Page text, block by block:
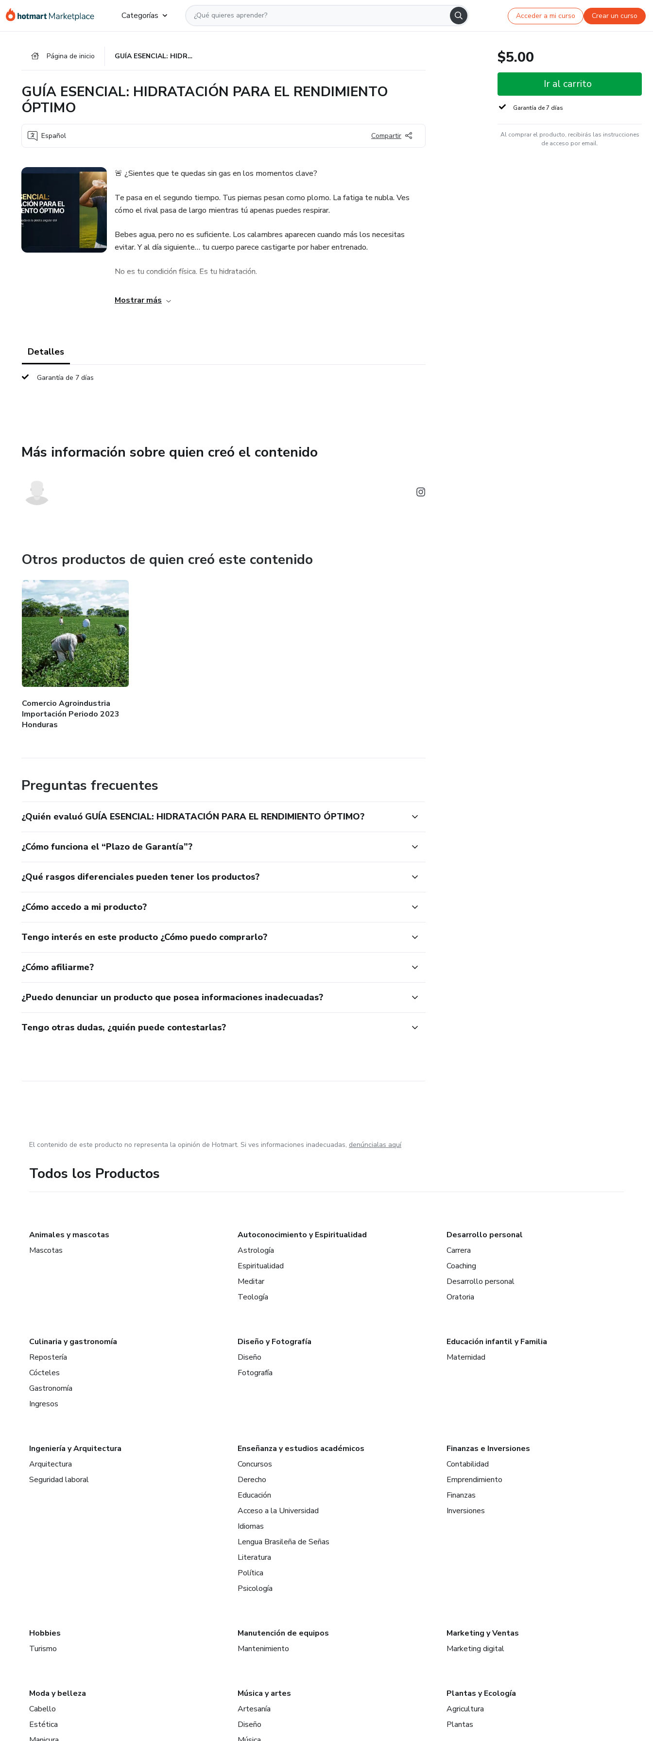
Categorías Acceder a mi curso Crear un curso
Página de inicio GUÍA ESENCIAL: HIDRATACIÓN PARA EL RENDIMIENTO ÓPTIMO
GUÍA ESENCIAL: HIDRATACIÓN PARA EL RENDIMIENTO
ÓPTIMO
Español Compartir
🚨 ¿Sientes que te quedas sin gas en los momentos clave?
Te pasa en el segundo tiempo. Tus piernas pesan como plomo. La fatiga te nubla. Ves
cómo el rival pasa de largo mientras tú apenas puedes respirar.
Bebes agua, pero no es suficiente. Los calambres aparecen cuando más los necesitas
evitar. Y al día siguiente… tu cuerpo parece castigarte por haber entrenado.
No es tu condición física. Es tu hidratación.
La mayoría de los deportistas amateur cometen el mismo error fatal: beber solo agua en
Mostrar más
Detalles
Garantía de 7 días
Más información sobre quien creó el contenido
Otros productos de quien creó este contenido
Comercio Agroindustria
Importación Periodo 2023
Honduras
Preguntas frecuentes
¿Quién evaluó GUÍA ESENCIAL: HIDRATACIÓN PARA EL RENDIMIENTO ÓPTIMO?
¿Cómo funciona el “Plazo de Garantía”?
¿Qué rasgos diferenciales pueden tener los productos?
¿Cómo accedo a mi producto?
Tengo interés en este producto ¿Cómo puedo comprarlo?
¿Cómo afiliarme?
¿Puedo denunciar un producto que posea informaciones inadecuadas?
Tengo otras dudas, ¿quién puede contestarlas?
$5.00
Ir al carrito
Garantía de 7 días
Al comprar el producto, recibirás las instrucciones
de acceso por email.
El contenido de este producto no representa la opinión de Hotmart. Si ves informaciones inadecuadas, denúncialas aquí
Todos los Productos
Animales y mascotas
Mascotas
Autoconocimiento y Espiritualidad
Astrología
Espiritualidad
Meditar
Teología
Desarrollo personal
Carrera
Coaching
Desarrollo personal
Oratoria
Culinaria y gastronomía
Repostería
Cócteles
Gastronomía
Ingresos
Diseño y Fotografía
Diseño
Fotografía
Educación infantil y Familia
Maternidad
Ingeniería y Arquitectura
Arquitectura
Seguridad laboral
Enseñanza y estudios académicos
Concursos
Derecho
Educación
Acceso a la Universidad
Idiomas
Lengua Brasileña de Señas
Literatura
Política
Psicología
Finanzas e Inversiones
Contabilidad
Emprendimiento
Finanzas
Inversiones
Hobbies
Turismo
Manutención de equipos
Mantenimiento
Marketing y Ventas
Marketing digital
Moda y belleza
Cabello
Estética
Música y artes
Artesanía
Diseño
Plantas y Ecología
Agricultura
Plantas